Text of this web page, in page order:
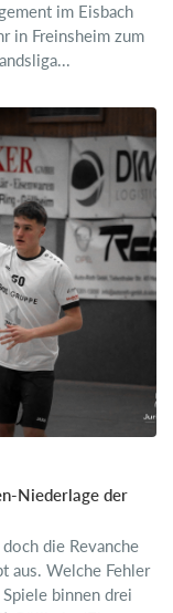
im Eisbach
in Freinsheim zum
Niederlage der
die Revanche
aus. Welche Fehler
binnen drei